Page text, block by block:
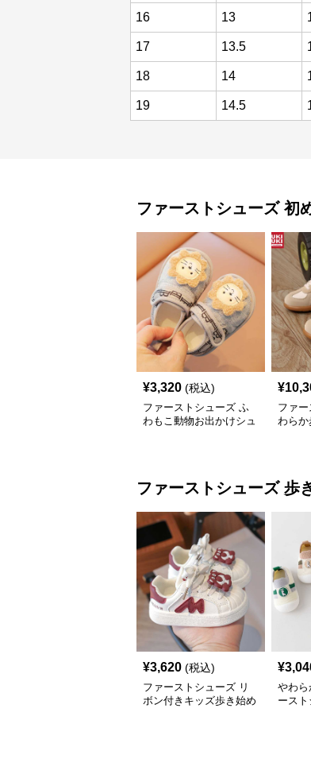
16 13
17 13.5
18 14
19 14.5
ファーストシューズ 初
¥3,320 (税込)
ファーストシューズ ふ
わもこ動物お出かけシュ
¥
ファ
わらか
ファーストシューズ 歩
¥3,620 (税込)
ファーストシューズ リ
ボン付きキッズ歩き始め
¥
やわら
ース